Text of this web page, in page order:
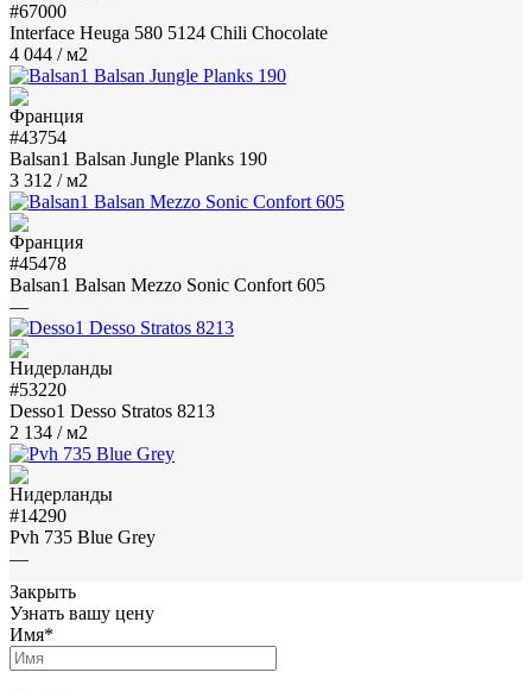
#67000
Interface Heuga 580 5124 Chili Chocolate
4 044 / м2
#43754
Balsan1 Balsan Jungle Planks 190
3 312 / м2
#45478
Balsan1 Balsan Mezzo Sonic Confort 605
—
#53220
Desso1 Desso Stratos 8213
2 134 / м2
#14290
Pvh 735 Blue Grey
—
Закрыть
Узнать вашу цену
Имя*